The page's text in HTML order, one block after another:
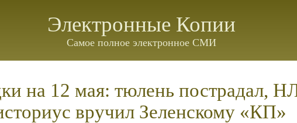
Электронные Копии
Самое полное электронное СМИ
на 12 мая: тюлень пострадал,
вручил Зеленскому «КП»